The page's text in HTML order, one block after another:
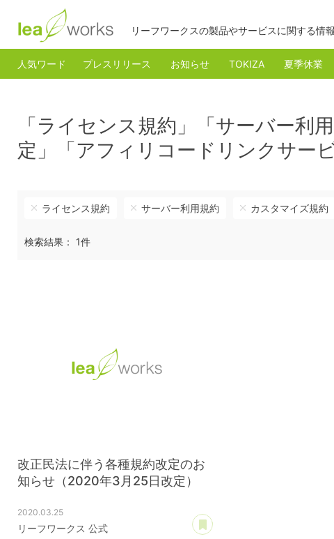
リーフワークスの製品やサービスに関する情
人気ワード プレスリリース お知らせ TOKIZA 夏季休業
「ライセンス規約」「サーバー利
定」「アフィリコードリンクサー
ライセンス規約 サーバー利用規約 カスタマイズ規約
検索結果： 1件
改正民法に伴う各種規約改定のお
知らせ（2020年3月25日改定）
2020.03.25
リーフワークス 公式